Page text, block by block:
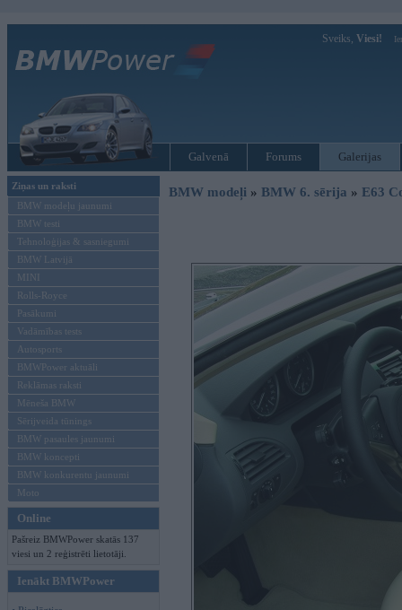
Sveiks, Viesi!
Galvenā Forums Galerijas
Ziņas un raksti
BMW modeļu jaunumi
BMW testi
Tehnoloģijas & sasniegumi
BMW Latvijā
MINI
Rolls-Royce
Pasākumi
Vadāmības tests
Autosports
BMWPower aktuāli
Reklāmas raksti
Mēneša BMW
Sērijveida tūnings
BMW pasaules jaunumi
BMW koncepti
BMW konkurentu jaunumi
Moto
Online
Pašreiz BMWPower skatās 137
viesi un 2 reģistrēti lietotāji.
Ienākt BMWPower
BMW modeļi » BMW 6. sērija » E63